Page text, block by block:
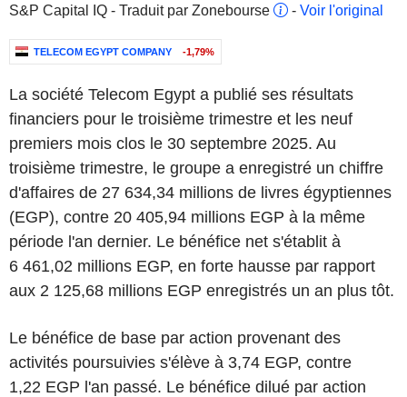
S&P Capital IQ - Traduit par Zonebourse
- Voir l'original
TELECOM EGYPT COMPANY -1,79%
La société Telecom Egypt a publié ses résultats
financiers pour le troisième trimestre et les neuf
premiers mois clos le 30 septembre 2025. Au
troisième trimestre, le groupe a enregistré un chiffre
d'affaires de 27 634,34 millions de livres égyptiennes
(EGP), contre 20 405,94 millions EGP à la même
période l'an dernier. Le bénéfice net s'établit à
6 461,02 millions EGP, en forte hausse par rapport
aux 2 125,68 millions EGP enregistrés un an plus tôt.
Le bénéfice de base par action provenant des
activités poursuivies s'élève à 3,74 EGP, contre
1,22 EGP l'an passé. Le bénéfice dilué par action